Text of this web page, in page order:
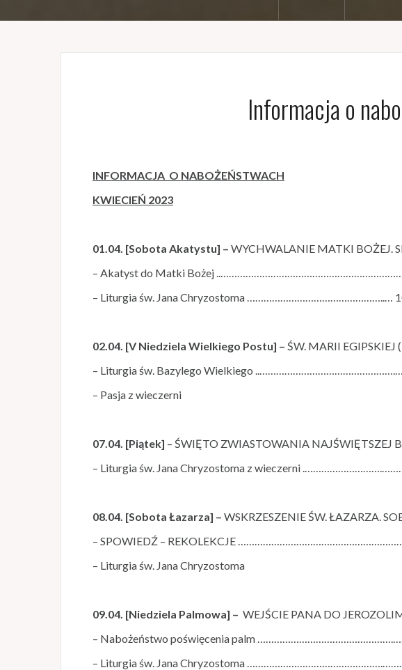
Informacja o
INFORMACJA O NABOŻEŃSTWACH
KWIECIEŃ 2023
01.04. [Sobota Akatystu] – WYCHWALANIE MATKI BOŻEJ.
– Akatyst do Matki Bożej
– Liturgia św. Jana Chryzostoma …………………………………………..…
02.04. [V Niedziela Wielkiego Postu] – ŚW. MARII EGIPSKIEJ
– Liturgia św. Bazylego Wielkiego
– Pasja z wieczerni
07.04. [Piątek] – ŚWIĘTO ZWIASTOWANIA NAJŚWIĘTSZEJ
– Liturgia św. Jana Chryzostoma z wieczerni
08.04. [Sobota Łazarza] – WSKRZESZENIE ŚW. ŁAZARZA.
– SPOWIEDŹ – REKOLEKCJE
– Liturgia św. Jana Chryzostoma
09.04. [Niedziela Palmowa] – WEJŚCIE PANA DO
– Nabożeństwo poświęcenia palm
– Liturgia św. Jana Chryzostoma